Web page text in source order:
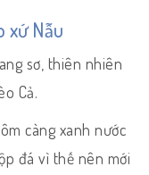
xứ Nẫu
sơ, thiên nhiên
Cả.
càng xanh nước
đá vì thế nên mới